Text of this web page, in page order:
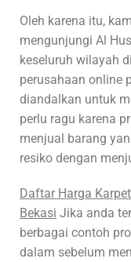
Oleh karena itu,
mengunjungi Al
keseluruh wilayah
perusahaan online
diandalkan untuk
perlu ragu karena
menjual barang
resiko dengan
Daftar Harga
Bekasi Jika anda
berbagai contoh
dalam sebelum